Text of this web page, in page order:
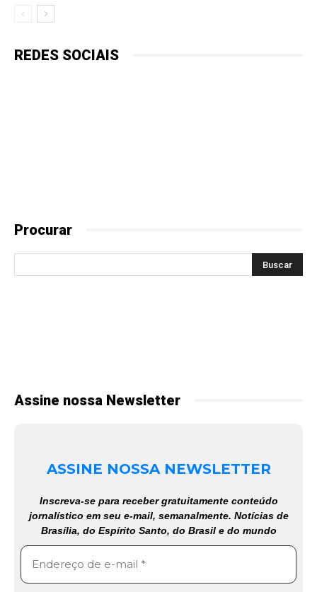
REDES SOCIAIS
Procurar
Assine nossa Newsletter
ASSINE NOSSA NEWSLETTER
Inscreva-se para receber gratuitamente conteúdo
jornalístico em seu e-mail, semanalmente. Notícias de
Brasília, do Espírito Santo, do Brasil e do mundo